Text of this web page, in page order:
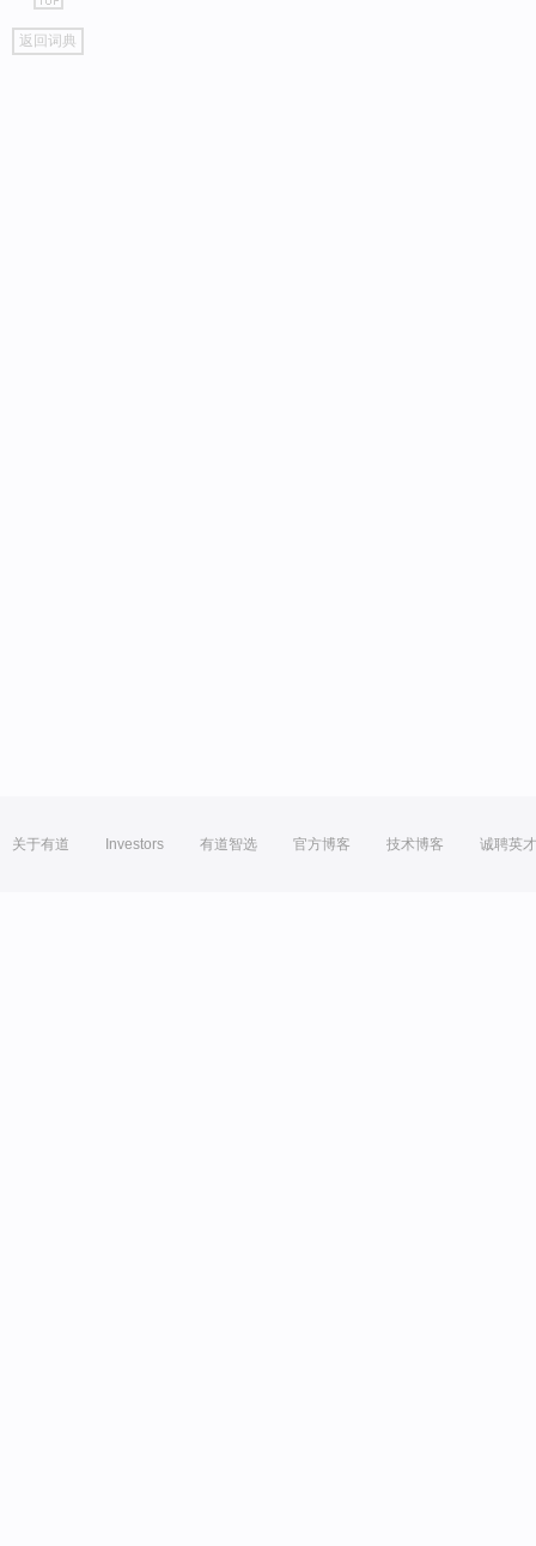
go
top
返回词典
关于有道 Investors 有道智选 官方博客 技术博客 诚聘英才